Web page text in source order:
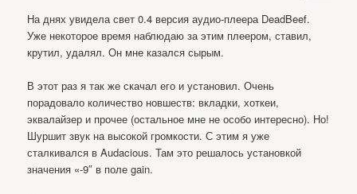
На днях увидела свет 0.4 версия аудио-плеера DeadBeef.
Уже некоторое время наблюдаю за этим плеером, ставил,
крутил, удалял. Он мне казался сырым.
В этот раз я так же скачал его и установил. Очень
порадовало количество новшеств: вкладки, хоткеи,
эквалайзер и прочее (остальное мне не особо интересно). Но!
Шуршит звук на высокой громкости. С этим я уже
сталкивался в Audacious. Там это решалось установкой
значения «-9″ в поле gain.